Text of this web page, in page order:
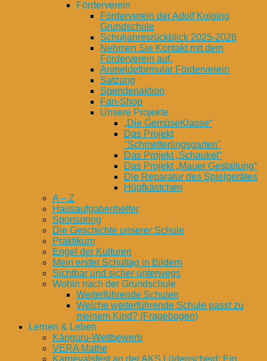
Förderverein
Förderverein der Adolf Kolping
Grundschule
Schuljahresrückblick 2025-2026
Nehmen Sie Kontakt mit dem
Förderverein auf.
Anmeldeformular Förderverein
Satzung
Spendenaktion
Fan-Shop
Unsere Projekte
„Die GemüseKlasse“
Das Projekt
"Schmetterlingsgarten"
Das Projekt „Schaukel“
Das Projekt „Mauer Gestaltung“
Die Reparatur des Spielgerätes
Hüpfkästchen
A – Z
Hausaufgabenhelfer
Sponsoring
Die Geschichte unserer Schule
Praktikum
Engel der Kulturen
Mein erster Schultag in Bildern
Sichtbar und sicher unterwegs
Wohin nach der Grundschule
Weiterführende Schulen
Welche weiterführende Schule passt zu
meinem Kind? (Fragebogen)
Lernen & Leben
Känguru-Wettbewerb
VERA Mathe
Karnevalsfest an der AKS Lüdenscheid: Ein